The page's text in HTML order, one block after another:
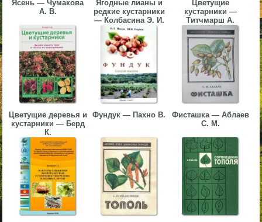
Ясень — Чумакова
А. В.
Ягодные лианы и
редкие кустарники
— Колбасина Э. И.
Цветущие
кустарники —
Титчмарш А.
Цветущие деревья и
кустарники — Берд
К.
Фундук — Пахно В.
Фисташка — Аблаев
С. М.
▼
▼